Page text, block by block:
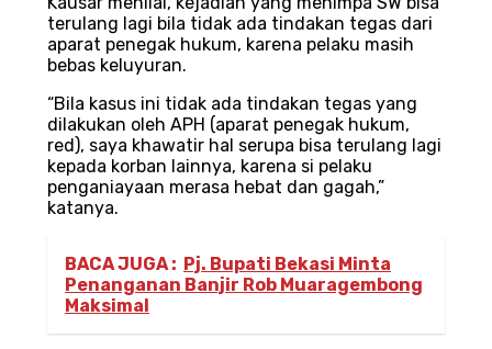
terulang lagi bila tidak ada tindakan tegas dari
aparat penegak hukum, karena pelaku masih
bebas keluyuran.
“Bila kasus ini tidak ada tindakan tegas yang
dilakukan oleh APH (aparat penegak hukum,
red), saya khawatir hal serupa bisa terulang lagi
kepada korban lainnya, karena si pelaku
penganiayaan merasa hebat dan gagah,”
katanya.
BACA JUGA : Pj. Bupati Bekasi Minta
Penanganan Banjir Rob Muaragembong
Maksimal